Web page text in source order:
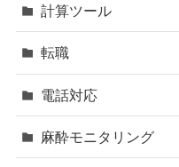
計算ツール
転職
電話対応
麻酔モニタリング